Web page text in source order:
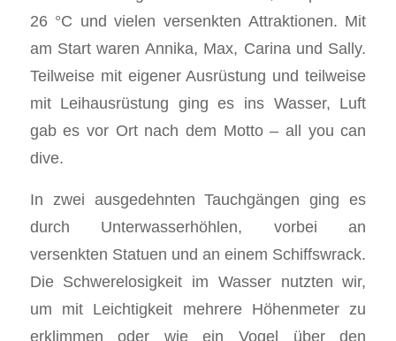
26 °C und vielen versenkten Attraktionen. Mit
am Start waren Annika, Max, Carina und Sally.
Teilweise mit eigener Ausrüstung und teilweise
mit Leihausrüstung ging es ins Wasser, Luft
gab es vor Ort nach dem Motto – all you can
dive.
In zwei ausgedehnten Tauchgängen ging es
durch Unterwasserhöhlen, vorbei an
versenkten Statuen und an einem Schiffswrack.
Die Schwerelosigkeit im Wasser nutzten wir,
um mit Leichtigkeit mehrere Höhenmeter zu
erklimmen oder wie ein Vogel über den